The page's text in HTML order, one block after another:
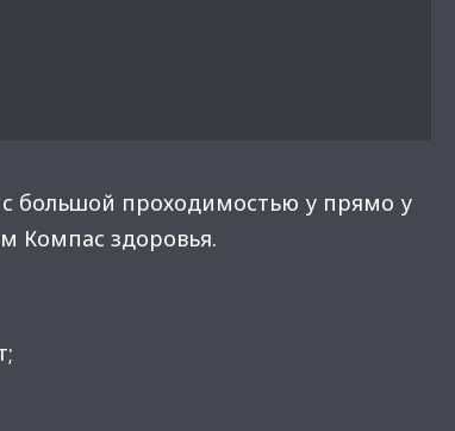
большой проходимостью у прямо у
Компас здоровья.